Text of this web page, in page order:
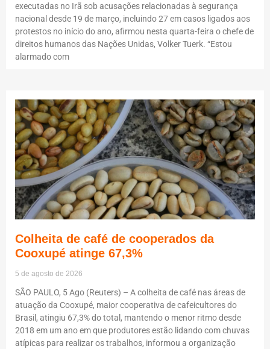
executadas no Irã sob acusações relacionadas à segurança
nacional desde 19 de março, incluindo 27 em casos ligados aos
protestos no início do ano, afirmou nesta quarta-feira o chefe de
direitos humanos das Nações Unidas, Volker Tuerk. “Estou
alarmado com
Colheita de café de cooperados da
Cooxupé atinge 67,3%
5 de agosto de 2026
SÃO PAULO, 5 Ago (Reuters) – A colheita de café nas áreas de
atuação da Cooxupé, maior cooperativa de cafeicultores do
Brasil, atingiu 67,3% do total, mantendo o menor ritmo desde
2018 em um ano em que produtores estão lidando com chuvas
atípicas para realizar os trabalhos, informou a organização